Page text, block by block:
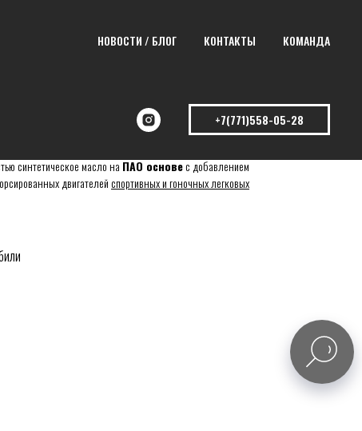
НОВОСТИ / БЛОГ КОНТАКТЫ КОМАНДА
+7(771)558-05-28
синтетическое масло на ПАО основес добавлением
двигателейспортивных и гоночных легковых